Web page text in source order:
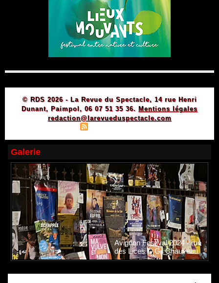
© RDS 2026 - La Revue du Spectacle, 14 rue Henri
Dunant, Paimpol, 06 07 51 35 36. Mentions légales
redaction@larevueduspectacle.com
Galerie
Avignon Festival 2024 - rue
des Lices © Gil Chauveau.